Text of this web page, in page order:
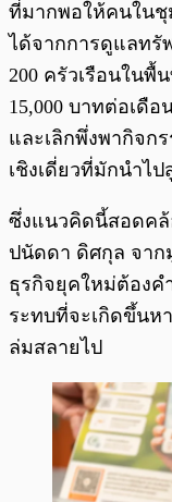
ที่มากพอให้คนในชุ
ได้จากการดูแลท
200 ครัวเรือนในพื้
15,000 บาทต่อเดื
และเลิกพึ่งพากิจก
เชิงเดี่ยวที่มักนำไ
ซึ่งแนวคิดนี้สอดค
ปนัดดา ดิศกุล จาก
ธุรกิจยุคใหม่ต้องค
ระทบที่จะเกิดขึ้นห
ล่มสลายไป